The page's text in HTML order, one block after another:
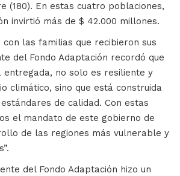
(180). En estas cuatro poblaciones,
invirtió más de $ 42.000 millones.
las familias que recibieron sus
del Fondo Adaptación recordó que
entregada, no solo es resiliente y
climático, sino que está construida
de calidad. Con estas
el mandato de este gobierno de
de las regiones más vulnerable y
del Fondo Adaptación hizo un